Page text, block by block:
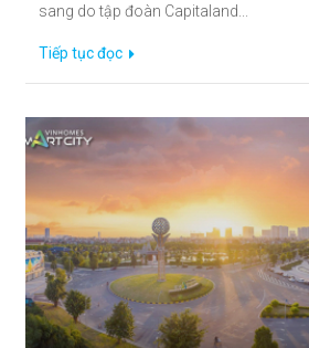
sang do tập đoàn Capitaland...
Tiếp tục đọc